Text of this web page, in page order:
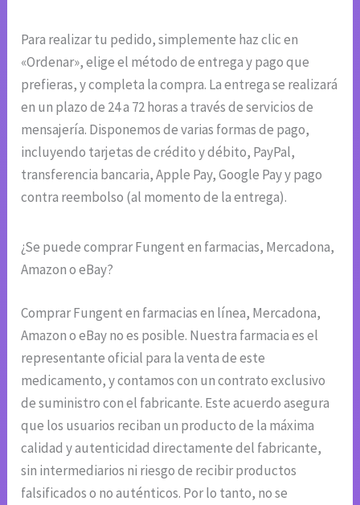
Para realizar tu pedido, simplemente haz clic en
«Ordenar», elige el método de entrega y pago que
prefieras, y completa la compra. La entrega se realizará
en un plazo de 24 a 72 horas a través de servicios de
mensajería. Disponemos de varias formas de pago,
incluyendo tarjetas de crédito y débito, PayPal,
transferencia bancaria, Apple Pay, Google Pay y pago
contra reembolso (al momento de la entrega).
¿Se puede comprar Fungent en farmacias, Mercadona,
Amazon o eBay?
Comprar Fungent en farmacias en línea, Mercadona,
Amazon o eBay no es posible. Nuestra farmacia es el
representante oficial para la venta de este
medicamento, y contamos con un contrato exclusivo
de suministro con el fabricante. Este acuerdo asegura
que los usuarios reciban un producto de la máxima
calidad y autenticidad directamente del fabricante,
sin intermediarios ni riesgo de recibir productos
falsificados o no auténticos. Por lo tanto, no se